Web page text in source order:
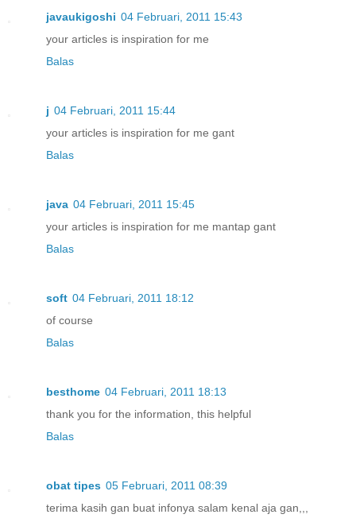
javaukigoshi 04 Februari, 2011 15:43
your articles is inspiration for me
Balas
j 04 Februari, 2011 15:44
your articles is inspiration for me gant
Balas
java 04 Februari, 2011 15:45
your articles is inspiration for me mantap gant
Balas
soft 04 Februari, 2011 18:12
of course
Balas
besthome 04 Februari, 2011 18:13
thank you for the information, this helpful
Balas
obat tipes 05 Februari, 2011 08:39
terima kasih gan buat infonya salam kenal aja gan,,,